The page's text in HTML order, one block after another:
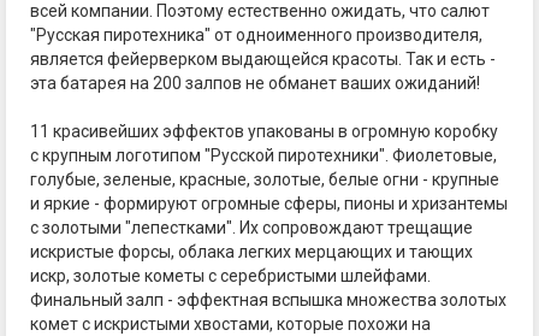
всей компании. Поэтому естественно ожидать, что салют
"Русская пиротехника" от одноименного производителя,
является фейерверком выдающейся красоты. Так и есть -
эта батарея на 200 залпов не обманет ваших ожиданий!
11 красивейших эффектов упакованы в огромную коробку
с крупным логотипом "Русской пиротехники". Фиолетовые,
голубые, зеленые, красные, золотые, белые огни - крупные
и яркие - формируют огромные сферы, пионы и хризантемы
с золотыми "лепестками". Их сопровождают трещащие
искристые форсы, облака легких мерцающих и тающих
искр, золотые кометы с серебристыми шлейфами.
Финальный залп - эффектная вспышка множества золотых
комет с искристыми хвостами, которые похожи на